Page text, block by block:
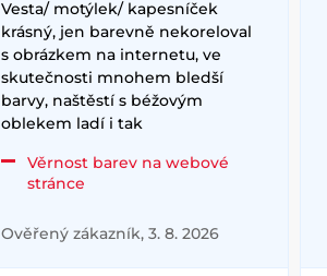
Vesta/ motýlek/ kapesníček
krásný, jen barevně nekoreloval
s obrázkem na internetu, ve
skutečnosti mnohem bledší
barvy, naštěstí s béžovým
oblekem ladí i tak
Věrnost barev na webové
stránce
Ověřený zákazník, 3. 8. 2026